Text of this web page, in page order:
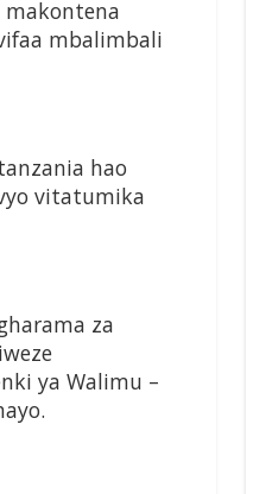
makontena
mbalimbali
hao
vitatumika
za
ya Walimu –